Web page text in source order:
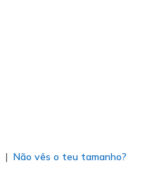
Não vês o teu tamanho?